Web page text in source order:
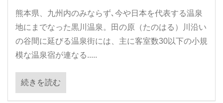
熊本県、九州内のみならず､今や日本を代表する温泉
地にまでなった黒川温泉。田の原（たのはる）川沿い
の谷間に延びる温泉街には、主に客室数30以下の小規
模な温泉宿が連なる.....
続きを読む